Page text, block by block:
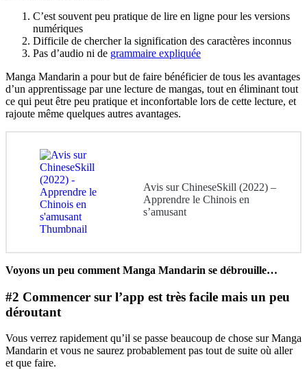
C’est souvent peu pratique de lire en ligne pour les versions
numériques
Difficile de chercher la signification des caractères inconnus
Pas d’audio ni de grammaire expliquée
Manga Mandarin a pour but de faire bénéficier de tous les avantages
d’un apprentissage par une lecture de mangas, tout en éliminant tout
ce qui peut être peu pratique et inconfortable lors de cette lecture, et
rajoute même quelques autres avantages.
Avis sur ChineseSkill (2022) –
Apprendre le Chinois en
s’amusant
Voyons un peu comment Manga Mandarin se débrouille…
#2 Commencer sur l’app est très facile mais un peu
déroutant
Vous verrez rapidement qu’il se passe beaucoup de chose sur Manga
Mandarin et vous ne saurez probablement pas tout de suite où aller
et que faire.